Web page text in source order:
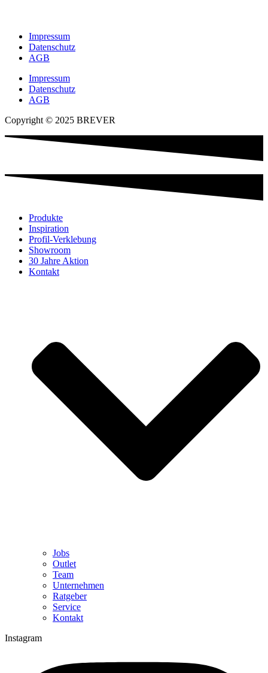
Impressum
Datenschutz
AGB
Impressum
Datenschutz
AGB
Copyright © 2025 BREVER
Produkte
Inspiration
Profil-Verklebung
Showroom
30 Jahre Aktion
Kontakt
Jobs
Outlet
Team
Unternehmen
Ratgeber
Service
Kontakt
Instagram